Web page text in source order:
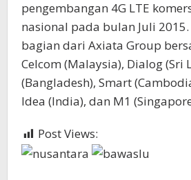
pengembangan 4G LTE
nasional pada bulan Juli
bagian dari Axiata Group
Celcom (Malaysia), Dialog (Sri
(Bangladesh), Smart
Idea (India), dan M1
Post Views: